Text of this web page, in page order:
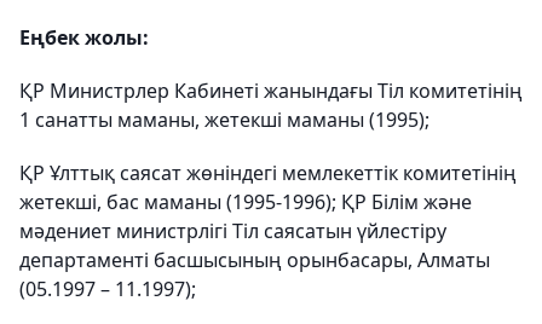
Еңбек жолы:
ҚР Министрлер Кабинеті жанындағы Тіл комитетінің
1 санатты маманы, жетекші маманы (1995);
ҚР Ұлттық саясат жөніндегі мемлекеттік комитетінің
жетекші, бас маманы (1995-1996); ҚР Білім және
мәдениет министрлігі Тіл саясатын үйлестіру
департаменті басшысының орынбасары, Алматы
(05.1997 – 11.1997);